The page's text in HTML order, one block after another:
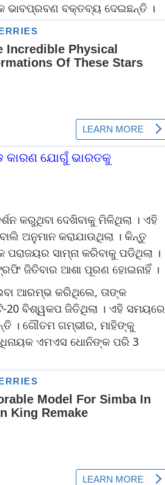
ଭାବପ୍ରବଣ ବକ୍ତବ୍ୟ ଦେଇଛନ୍ତି ।
କାରଣ ଯୋଗୁଁ ଭାରତକୁ
କରୁଥିବା ଦେଖିବାକୁ ମିଳିଥିଲା । ଏହି
ଅନୁମାନ କରାଯାଉଥିଲା । କିନ୍ତୁ
ସାମ୍ନା କରିବାକୁ ପଡିଥିଲା ।
ଜିତିବାର ଆଶା ପୂରଣ ହୋଇନାହିଁ ।
ଆରମ୍ଭ କରିଥିଲେ, ତାଙ୍କ
20 ବିଶ୍ୱକପ ଜିତିଥିଲା । ଏହି ସମୟରେ
। ଗୌତମ ଗମ୍ଭୀର, ମାହିଙ୍କୁ
ଏମଏସ ଧୋନିଙ୍କ ପରି 3